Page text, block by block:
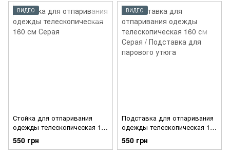
ВИДЕО
Стойка для отпаривания
одежды телескопическая 160
см Серая
550 грн
ВИДЕО
Подставка для отпаривания
одежды телескопическая 160
см Серая / Подставка для
парового утюга
550 грн